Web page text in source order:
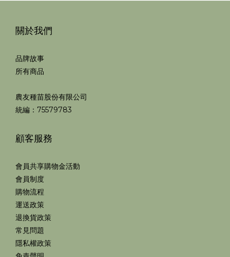
關於我們
品牌故事
所有商品
農友種苗股份有限公司
統編：75579783
顧客服務
會員共享購物金活動
會員制度
購物流程
運送政策
退換貨政策
常見問題
隱私權政策